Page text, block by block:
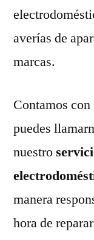
averías de
marcas.
Contamos
puedes
nuestro
manera
hora de